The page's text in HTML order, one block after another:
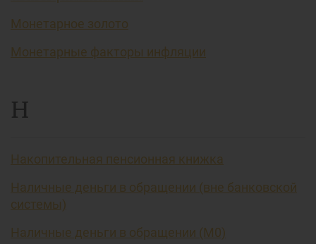
Монетарное золото
Монетарные факторы инфляции
Н
Накопительная пенсионная книжка
Наличные деньги в обращении (вне банковской
системы)
Наличные деньги в обращении (М0)